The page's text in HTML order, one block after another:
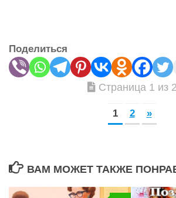
Поделиться
Страница 1 из 2
1 2 »
ВАМ МОЖЕТ ТАКЖЕ